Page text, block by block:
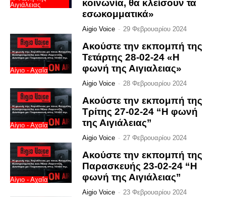
Αιγιάλειας
κοινωνία, θα κλείσουν τα
εσωκομματικά»
Aigio Voice - 29 Φεβρουαρίου 2024
Αίγιο - Αχαΐα
Ακούστε την εκπομπή της
Τετάρτης 28-02-24 «Η
φωνή της Αιγιαλειας»
Aigio Voice - 28 Φεβρουαρίου 2024
Αίγιο - Αχαΐα
Ακούστε την εκπομπή της
Τρίτης 27-02-24 “Η φωνή
της Αιγιάλειας”
Aigio Voice - 27 Φεβρουαρίου 2024
Αίγιο - Αχαΐα
Ακούστε την εκπομπή της
Παρασκευής 23-02-24 “Η
φωνή της Αιγιάλειας”
Aigio Voice - 23 Φεβρουαρίου 2024